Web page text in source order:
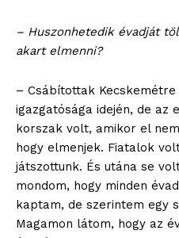
– Huszonhetedik évadját
akart elmenni?
– Csábítottak Kecskemétre
igazgatósága idején, de az
korszak volt, amikor el
hogy elmenjek. Fiatalok
játszottunk. És utána se
mondom, hogy minden
kaptam, de szerintem egy
Magamon látom, hogy az